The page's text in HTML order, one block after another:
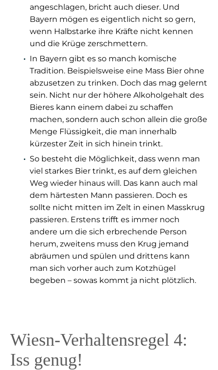
angeschlagen, bricht auch dieser. Und
Bayern mögen es eigentlich nicht so gern,
wenn Halbstarke ihre Kräfte nicht kennen
und die Krüge zerschmettern.
In Bayern gibt es so manch komische
Tradition. Beispielsweise eine Mass Bier ohne
abzusetzen zu trinken. Doch das mag gelernt
sein. Nicht nur der höhere Alkoholgehalt des
Bieres kann einem dabei zu schaffen
machen, sondern auch schon allein die große
Menge Flüssigkeit, die man innerhalb
kürzester Zeit in sich hinein trinkt.
So besteht die Möglichkeit, dass wenn man
viel starkes Bier trinkt, es auf dem gleichen
Weg wieder hinaus will. Das kann auch mal
dem härtesten Mann passieren. Doch es
sollte nicht mitten im Zelt in einen Masskrug
passieren. Erstens trifft es immer noch
andere um die sich erbrechende Person
herum, zweitens muss den Krug jemand
abräumen und spülen und drittens kann
man sich vorher auch zum Kotzhügel
begeben – sowas kommt ja nicht plötzlich.
Wiesn-Verhaltensregel 4:
Iss genug!